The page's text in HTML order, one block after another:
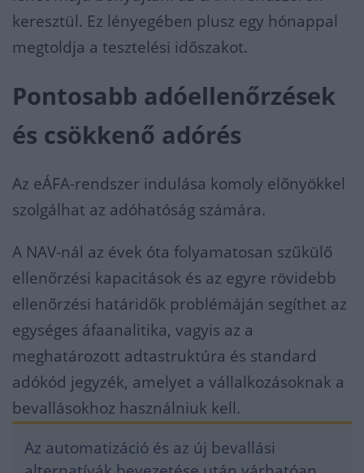
keresztül. Ez lényegében plusz egy hónappal
megtoldja a tesztelési időszakot.
Pontosabb adóellenőrzések
és csökkenő adórés
Az eÁFA-rendszer indulása komoly előnyökkel
szolgálhat az adóhatóság számára.
A NAV-nál az évek óta folyamatosan szűkülő
ellenőrzési kapacitások és az egyre rövidebb
ellenőrzési határidők problémáján segíthet az
egységes áfaanalitika, vagyis az a
meghatározott adtastruktúra és standard
adókód jegyzék, amelyet a vállalkozásoknak a
bevallásokhoz használniuk kell.
Az automatizáció és az új bevallási